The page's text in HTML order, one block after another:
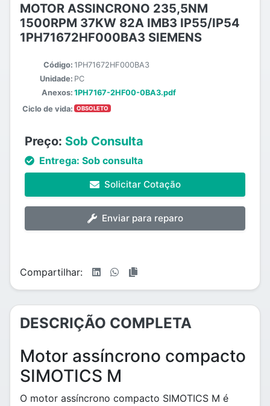
MOTOR ASSINCRONO 235,5NM
1500RPM 37KW 82A IMB3 IP55/IP54
1PH71672HF000BA3 SIEMENS
Código: 1PH71672HF000BA3
Unidade: PC
Anexos: 1PH7167-2HF00-0BA3.pdf
Ciclo de vida:
OBSOLETO
Preço: Sob Consulta
Entrega: Sob consulta
Solicitar Cotação
Enviar para reparo
Compartilhar:
DESCRIÇÃO COMPLETA
Motor assíncrono compacto
SIMOTICS M
O motor assíncrono compacto SIMOTICS M é